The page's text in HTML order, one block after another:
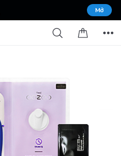
Mở